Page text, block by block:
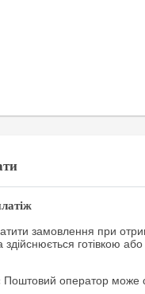
замовлення при
здійснюється готівкою
Поштовий оператор може